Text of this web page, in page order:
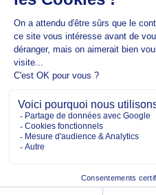
Copyright